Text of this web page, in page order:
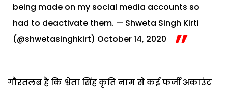
being made on my social media accounts so
had to deactivate them. — Shweta Singh Kirti
(@shwetasinghkirt) October 14, 2020
गौरतलब है कि श्वेता सिंह कृति नाम से कई फर्जी अकाउंट